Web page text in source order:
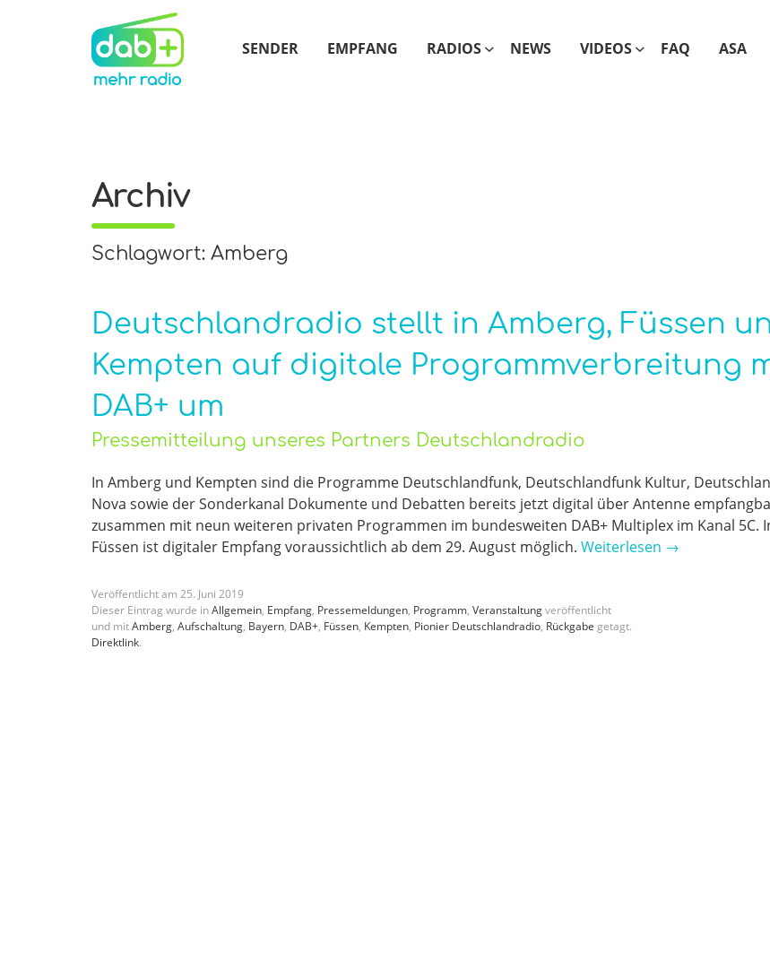
SENDER EMPFANG RADIOS NEWS VIDEOS FAQ ASA
Archiv
Schlagwort: Amberg
Deutschlandradio stellt in Amberg, Füssen
Kempten auf digitale Programmverbreitung
DAB+ um
Pressemitteilung unseres Partners Deutschlandradio
In Amberg und Kempten sind die Programme Deutschlandfunk, Deutschlandfunk Kultur,
Nova sowie der Sonderkanal Dokumente und Debatten bereits jetzt digital über Antenne
zusammen mit neun weiteren privaten Programmen im bundesweiten DAB+ Multiplex im Kanal 5C.
Füssen ist digitaler Empfang voraussichtlich ab dem 29. August möglich. Weiterlesen →
Veröffentlicht am 25. Juni 2019
Dieser Eintrag wurde inAllgemein, Empfang, Pressemeldungen, Programm, Veranstaltungveröffentlicht
und mitAmberg, Aufschaltung, Bayern, DAB+, Füssen, Kempten, Pionier Deutschlandradio, Rückgabe getagt.
Direktlink.